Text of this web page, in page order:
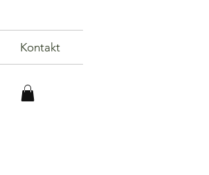
Kontakt